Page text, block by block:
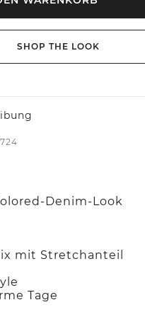
SHOP THE LOOK
Denim-Look
mit Stretchanteil
Tage